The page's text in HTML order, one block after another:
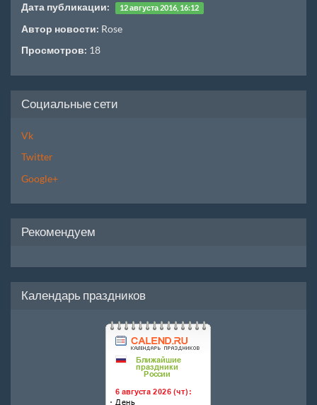
Дата публикации: 12 августа 2016, 16:12
Автор новости: Rose
Просмотров: 18
Социальные сети
Vk
Twitter
Google+
Рекомендуем
Календарь праздников